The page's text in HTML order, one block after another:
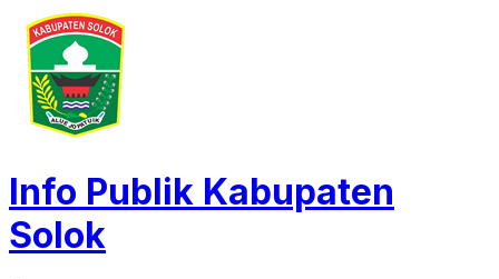
Info Publik Kabupaten
Solok